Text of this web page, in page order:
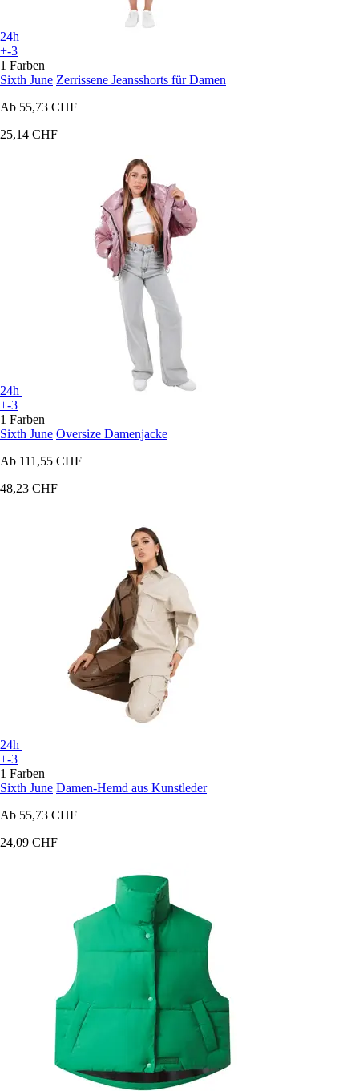
24h
+-3
1 Farben
Sixth June Zerrissene Jeansshorts für Damen
Ab 55,73 CHF
25,14 CHF
24h
+-3
1 Farben
Sixth June Oversize Damenjacke
Ab 111,55 CHF
48,23 CHF
24h
+-3
1 Farben
Sixth June Damen-Hemd aus Kunstleder
Ab 55,73 CHF
24,09 CHF